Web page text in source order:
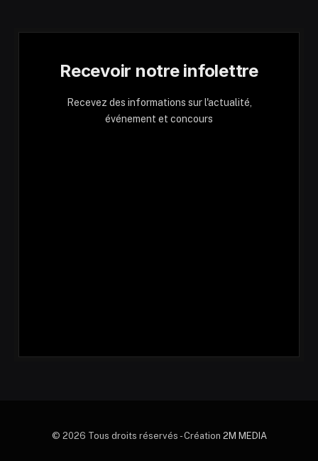
Recevoir notre infolettre
Recevez des informations sur l'actualité,
événement et concours
© 2026 Tous droits réservés - Création 2M MEDIA